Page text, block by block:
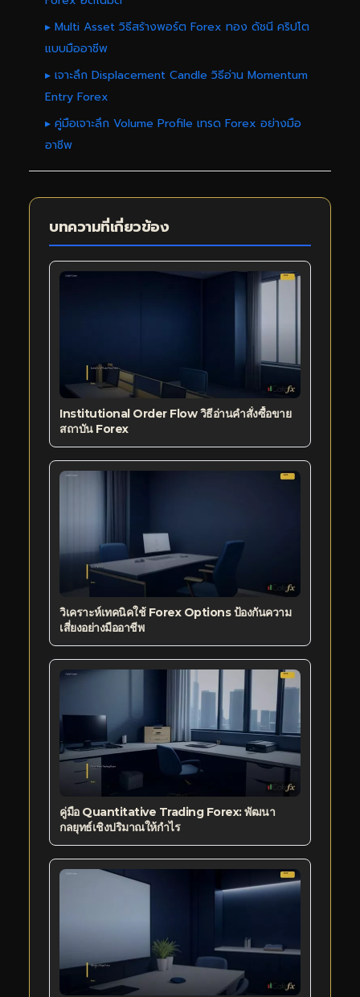
▸ Multi Asset วิธีสร้างพอร์ต Forex ทอง ดัชนี คริปโต
แบบมืออาชีพ
▸ เจาะลึก Displacement Candle วิธีอ่าน Momentum
Entry Forex
▸ คู่มือเจาะลึก Volume Profile เทรด Forex อย่างมือ
อาชีพ
บทความที่เกี่ยวข้อง
Institutional Order Flow วิธีอ่านคำสั่งซื้อขาย
สถาบัน Forex
วิเคราะห์เทคนิคใช้ Forex Options ป้องกันความ
เสี่ยงอย่างมืออาชีพ
คู่มือ Quantitative Trading Forex: พัฒนา
กลยุทธ์เชิงปริมาณให้กำไร